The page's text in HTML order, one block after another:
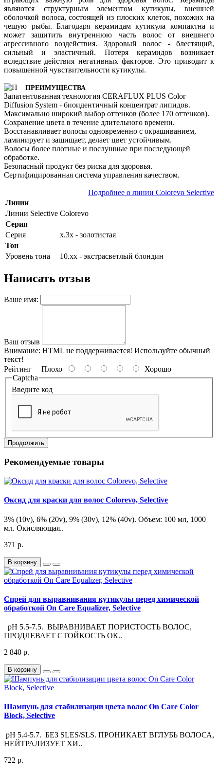
являются структурным элементом кутикулы, внешней
оболочкой волоса, состоящей из плоских клеток, похожих на
чешую рыбы. Благодаря керамидам кутикула компактна и
может защитить внутреннюю часть волос от внешнего
агрессивного воздействия. Здоровый волос - блестящий,
сильный и эластичный. Потеря керамидов возникает
вследствие действия негативных факторов. Это приводит к
повышенной чувствительности кутикулы.
ПРЕИМУЩЕСТВА
Запатентованная технология CERAFLUX PLUS Color
Diffusion System - биоидентичный концентрат липидов.
Максимально широкий выбор оттенков (более 170 оттенков).
Сохранение цвета в течение длительного времени.
Восстанавливает волосы одновременно с окрашиванием,
ламинирует и защищает, делает цвет устойчивым.
Волосы более плотные и послушные при последующей
обработке.
Безопасный продукт без риска для здоровья.
Сертифицированная система управления качеством.
Подробнее о линии Colorevo Selective
Линии
Линии Selective Colorevo
Серия
Серия
х.3х - золотистая
Тон
Уровень тона
10.хх - экстрасветлый блондин
Написать отзыв
Ваше имя:
Ваш отзыв
Внимание: HTML не поддерживается! Используйте обычный
текст!
Рейтинг Плохо
Хорошо
Captcha
Введите код
Продолжить
Рекомендуемые товары
Оксид для краски для волос Colorevo, Selective
3% (10v), 6% (20v), 9% (30v), 12% (40v). Объем: 100 мл, 1000
мл. Окисляющая..
371 р.
В корзину
Спрей для выравнивания кутикулы перед химической
обработкой On Care Equalizer, Selective
pH 5.5-7.5. ВЫРАВНИВАЕТ ПОРИСТОСТЬ ВОЛОС,
ПРОДЛЕВАЕТ СТОЙКОСТЬ ОК..
2 840 р.
В корзину
Шампунь для стабилизации цвета волос On Care Color
Block, Selective
pH 5.4-5.7. БЕЗ SLES/SLS. ПРОНИКАЕТ ВГЛУБЬ ВОЛОСА,
НЕЙТРАЛИЗУЕТ ХИ..
722 р.